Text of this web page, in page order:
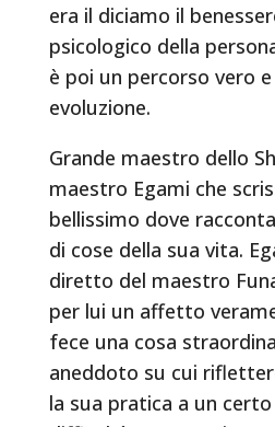
era il diciamo il
psicologico della
è poi un percorso vero
evoluzione.
Grande maestro dello
maestro Egami che
bellissimo dove
di cose della sua vita.
diretto del maestro
per lui un affetto
fece una cosa
aneddoto su cui
la sua pratica a un